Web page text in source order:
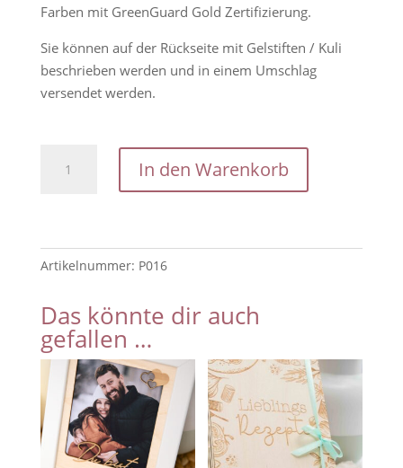
Farben mit GreenGuard Gold Zertifizierung.
Sie können auf der Rückseite mit Gelstiften / Kuli
beschrieben werden und in einem Umschlag
versendet werden.
ohne
Schokolade
ein
verlorener
Tag
Menge
In den Warenkorb
Artikelnummer: P016
Das könnte dir auch
gefallen …